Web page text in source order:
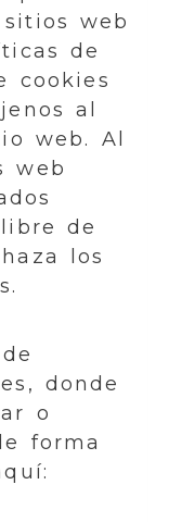
web
de
cookies
al
web. Al
web
de
los
donde
o
forma